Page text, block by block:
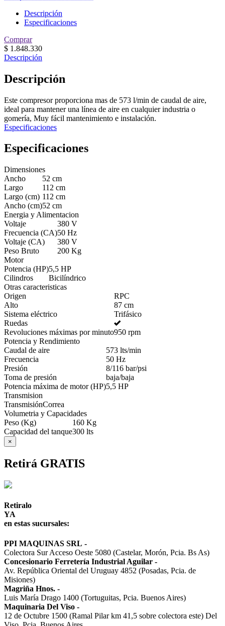
Descripción
Especificaciones
Comprar
$ 1.848.330
Descripción
Descripción
Este compresor proporciona mas de 573 l/min de caudal de aire,
ideal para mantener una línea de aire en cualquier industria o
gomería, Muy fácil mantenimiento e instalación.
Especificaciones
Especificaciones
Dimensiones
Ancho
52 cm
Largo
112 cm
Largo (cm) 112 cm
Ancho (cm)52 cm
Energia y Alimentacion
Voltaje
380 V
Frecuencia (CA)50 Hz
Voltaje (CA)
380 V
Peso Bruto
200 Kg
Motor
Potencia (HP)5,5 HP
Cilindros
Bicilíndrico
Otras caracteristicas
Origen
RPC
Alto
87 cm
Sistema eléctrico
Trifásico
Ruedas
Revoluciones máximas por minuto950 rpm
Potencia y Rendimiento
Caudal de aire
573 lts/min
Frecuencia
50 Hz
Presión
8/116 bar/psi
Toma de presión
baja/baja
Potencia máxima de motor (HP)5,5 HP
Transmision
TransmisiónCorrea
Volumetria y Capacidades
Peso (Kg)
160 Kg
Capacidad del tanque300 lts
×
Retirá GRATIS
Retiralo
YA
en estas sucursales:
PPI MAQUINAS SRL -
Colectora Sur Acceso Oeste 5080 (Castelar, Morón, Pcia. Bs As)
Concesionario Ferretería Industrial Aguilar -
Av. República Oriental del Uruguay 4852 (Posadas, Pcia. de
Misiones)
Magriña Hnos. -
Luis María Drago 1400 (Tortuguitas, Pcia. Buenos Aires)
Maquinaria Del Viso -
12 de Octubre 1500 (Ramal Pilar km 41,5 sobre colectora este) Del